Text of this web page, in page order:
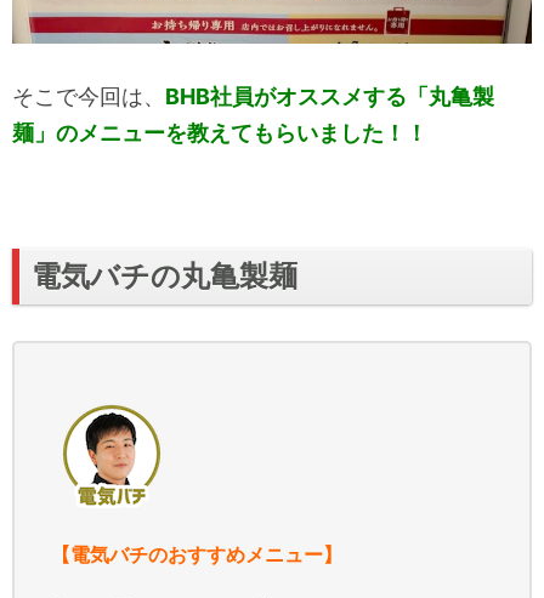
そこで今回は、 BHB社員がオススメする「丸亀製
麺」のメニューを教えてもらいました！！
電気バチの丸亀製麺
【電気バチのおすすめメニュー】